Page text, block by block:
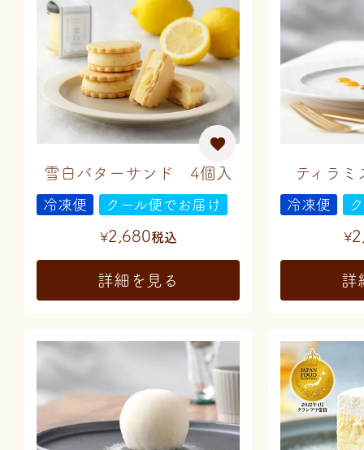
雪白バターサンド 4個入
冷凍便 クール便でお届け
¥2,680税込
詳細を見る
ティラ
冷凍便
¥
詳